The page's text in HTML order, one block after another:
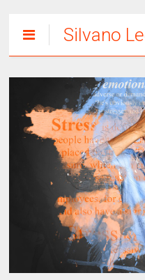
Silvano